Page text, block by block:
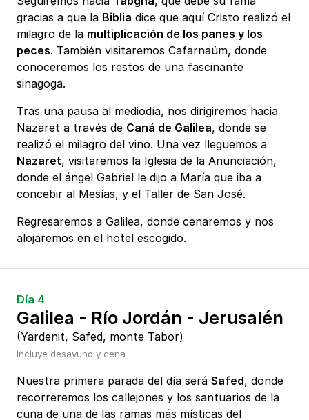
gracias a que la Biblia dice que aquí Cristo realizó el
milagro de la multiplicación de los panes y los
peces. También visitaremos Cafarnaúm, donde
conoceremos los restos de una fascinante
sinagoga.
Tras una pausa al mediodía, nos dirigiremos hacia
Nazaret a través de Caná de Galilea, donde se
realizó el milagro del vino. Una vez lleguemos a
Nazaret, visitaremos la Iglesia de la Anunciación,
donde el ángel Gabriel le dijo a María que iba a
concebir al Mesías, y el Taller de San José.
Regresaremos a Galilea, donde cenaremos y nos
alojaremos en el hotel escogido.
Día 4
Galilea - Río Jordán - Jerusalén
(Yardenit, Safed, monte Tabor)
Incluye desayuno y cena
Nuestra primera parada del día será Safed, donde
recorreremos los callejones y los santuarios de la
cuna de una de las ramas más místicas del